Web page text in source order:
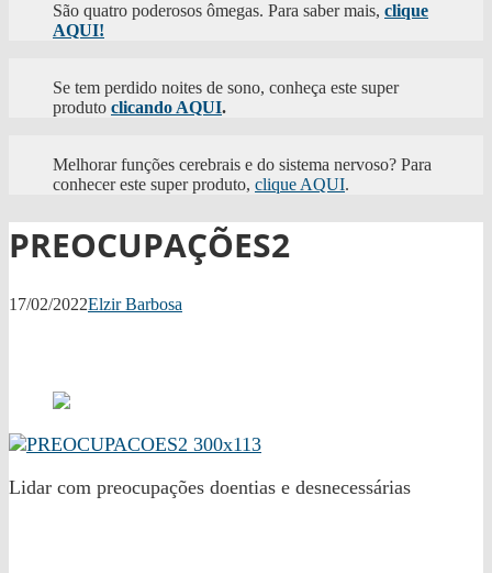
São quatro poderosos ômegas. Para saber mais, clique
AQUI!
Se tem perdido noites de sono, conheça este super
produto clicando AQUI.
Melhorar funções cerebrais e do sistema nervoso? Para
conhecer este super produto, clique AQUI.
PREOCUPAÇÕES2
17/02/2022Elzir Barbosa
Lidar com preocupações doentias e desnecessárias